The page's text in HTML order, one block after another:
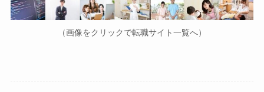
（画像をクリックで転職サイト一覧へ）